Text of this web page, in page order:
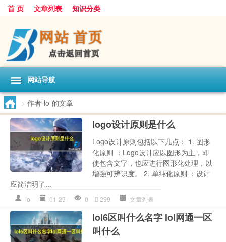
首 页 文章列表 知识分类
网站导航
> 作者“lo”的文章
logo设计原则是什么
Logo设计原则包括以下几点： 1. 图形
化原则 ：Logo设计应以图形为主，即
使包含文字，也应进行图形化处理，以
增强可辨识度。 2. 单纯化原则 ：设计
应简洁明了...
lo 01-29 0 299 文章列表
lol6区叫什么名字 lol网通一区
叫什么